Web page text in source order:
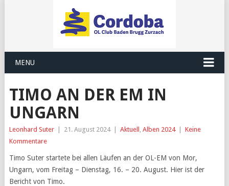
MENU
TIMO AN DER EM IN
UNGARN
Leonhard Suter 21. August 2024 Aktuell , Alben 2024
Keine
Kommentare
Timo Suter startete bei allen Läufen an der OL-EM von Mor,
Ungarn, vom Freitag – Dienstag, 16. – 20. August. Hier ist der
Bericht von Timo.